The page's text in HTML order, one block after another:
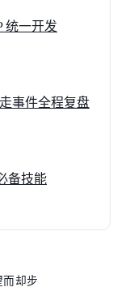
统一开发
事件全程复盘
备技能
而却步